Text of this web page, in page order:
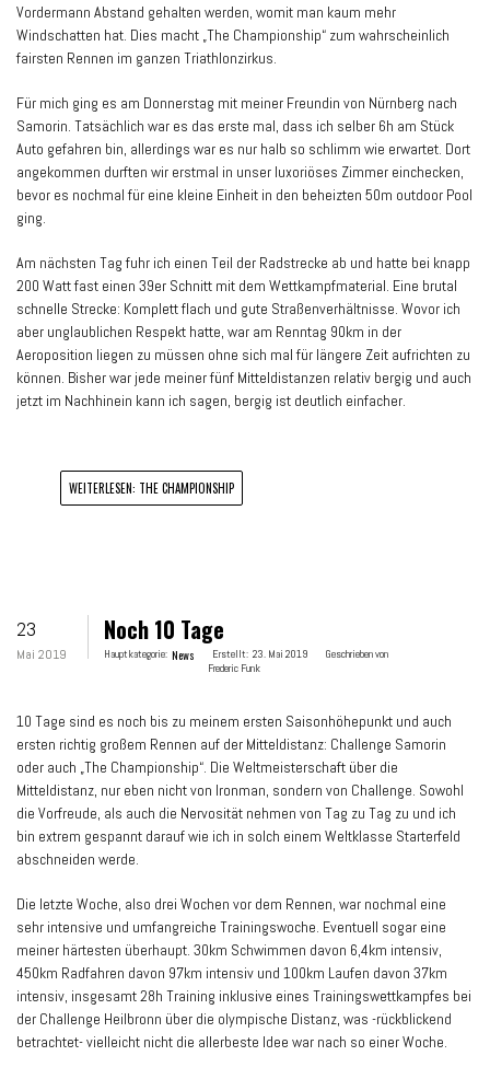
Vordermann Abstand gehalten werden, womit man kaum mehr
Windschatten hat. Dies macht „The Championship“ zum wahrscheinlich
fairsten Rennen im ganzen Triathlonzirkus.
Für mich ging es am Donnerstag mit meiner Freundin von Nürnberg nach
Samorin. Tatsächlich war es das erste mal, dass ich selber 6h am Stück
Auto gefahren bin, allerdings war es nur halb so schlimm wie erwartet. Dort
angekommen durften wir erstmal in unser luxoriöses Zimmer einchecken,
bevor es nochmal für eine kleine Einheit in den beheizten 50m outdoor Pool
ging.
Am nächsten Tag fuhr ich einen Teil der Radstrecke ab und hatte bei knapp
200 Watt fast einen 39er Schnitt mit dem Wettkampfmaterial. Eine brutal
schnelle Strecke: Komplett flach und gute Straßenverhältnisse. Wovor ich
aber unglaublichen Respekt hatte, war am Renntag 90km in der
Aeroposition liegen zu müssen ohne sich mal für längere Zeit aufrichten zu
können. Bisher war jede meiner fünf Mitteldistanzen relativ bergig und auch
jetzt im Nachhinein kann ich sagen, bergig ist deutlich einfacher.
WEITERLESEN: THE CHAMPIONSHIP
23
Mai 2019
Noch 10 Tage
Hauptkategorie: News Erstellt: 23. Mai 2019
Geschrieben von
Frederic Funk
10 Tage sind es noch bis zu meinem ersten Saisonhöhepunkt und auch
ersten richtig großem Rennen auf der Mitteldistanz: Challenge Samorin
oder auch „The Championship“. Die Weltmeisterschaft über die
Mitteldistanz, nur eben nicht von Ironman, sondern von Challenge. Sowohl
die Vorfreude, als auch die Nervosität nehmen von Tag zu Tag zu und ich
bin extrem gespannt darauf wie ich in solch einem Weltklasse Starterfeld
abschneiden werde.
Die letzte Woche, also drei Wochen vor dem Rennen, war nochmal eine
sehr intensive und umfangreiche Trainingswoche. Eventuell sogar eine
meiner härtesten überhaupt. 30km Schwimmen davon 6,4km intensiv,
450km Radfahren davon 97km intensiv und 100km Laufen davon 37km
intensiv, insgesamt 28h Training inklusive eines Trainingswettkampfes bei
der Challenge Heilbronn über die olympische Distanz, was -rückblickend
betrachtet- vielleicht nicht die allerbeste Idee war nach so einer Woche.